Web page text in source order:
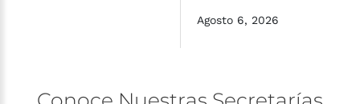
Agosto 6, 2026